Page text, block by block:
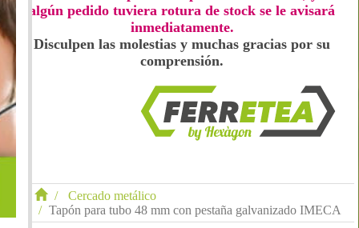
algún pedido tuviera rotura de stock se le avisará
inmediatamente.
Disculpen las molestias y muchas gracias por su
comprensión.
Cercado metálico
Tapón para tubo 48 mm con pestaña galvanizado IMECA